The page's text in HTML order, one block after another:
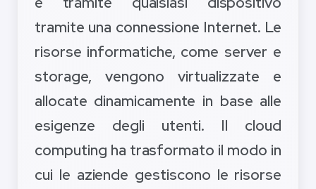
tramite una connessione Internet. Le
risorse informatiche, come server e
storage, vengono virtualizzate e
allocate dinamicamente in base alle
esigenze degli utenti. Il cloud
computing ha trasformato il modo in
cui le aziende gestiscono le risorse